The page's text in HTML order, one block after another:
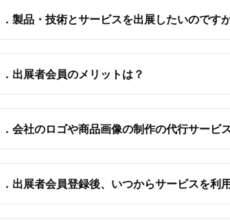
．製品・技術とサービスを出展したいのです
．出展者会員のメリットは？
．会社のロゴや商品画像の制作の代行サービ
．出展者会員登録後、いつからサービスを利